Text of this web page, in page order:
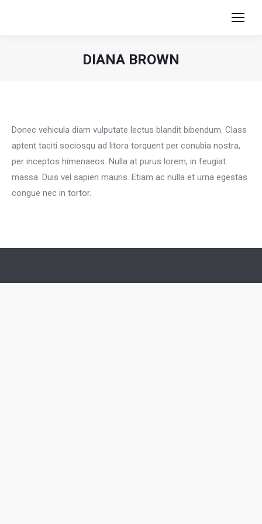
DIANA BROWN
Donec vehicula diam vulputate lectus blandit bibendum. Class
aptent taciti sociosqu ad litora torquent per conubia nostra,
per inceptos himenaeos. Nulla at purus lorem, in feugiat
massa. Duis vel sapien mauris. Etiam ac nulla et urna egestas
congue nec in tortor.